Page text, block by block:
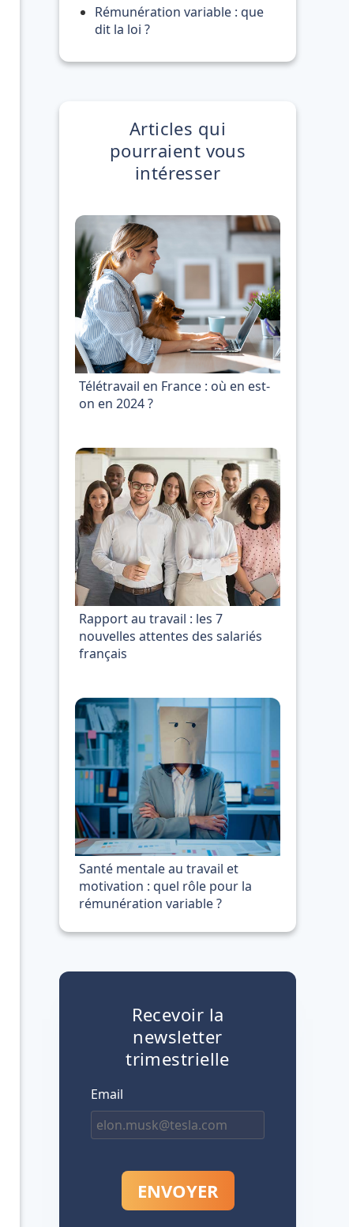
Rémunération variable : que
dit la loi ?
Articles qui
pourraient vous
intéresser
Télétravail en France : où en est-
on en 2024 ?
Rapport au travail : les 7
nouvelles attentes des salariés
français
Santé mentale au travail et
motivation : quel rôle pour la
rémunération variable ?
Recevoir la
newsletter
trimestrielle
Email